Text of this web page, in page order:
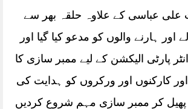
علی عباسی کے علاوہ حلقہ بھر سے
اور ہارنے والوں کو مدعو کیا گیا اور
انٹر پارٹی الیکشن کے لیے ممبر سازی کا
اور کارکنوں اور ورکروں کو ہدایت کی
کر ممبر سازی مہم شروع کردیں